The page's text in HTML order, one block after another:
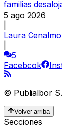
familias
5 ago 2026
Laura
5
Facebook
© Publialbor
Volver arriba
Secciones